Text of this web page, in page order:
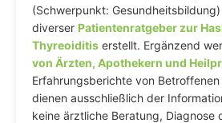
(Schwerpunkt:
diverser Patientenratgeber zur
Thyreoiditis erstellt. Ergänzend
von Ärzten, Apothekern und
Erfahrungsberichte von
dienen ausschließlich der
keine ärztliche Beratung, Diagnose